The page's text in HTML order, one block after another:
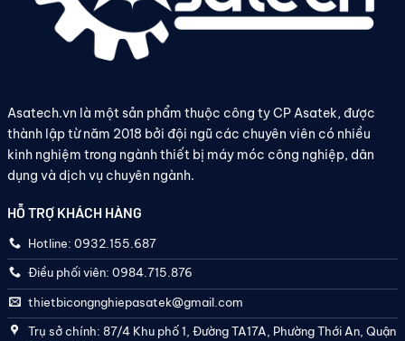
Asatech.vn là một sản phẩm thuộc công ty CP Asatek, được
thành lập từ năm 2018 bởi đội ngũ các chuyên viên có nhiều
kinh nghiệm trong ngành thiết bị máy móc công nghiệp, dân
dụng và dịch vụ chuyên ngành.
HỖ TRỢ KHÁCH HÀNG
Hotline: 0932.155.687
Điều phối viên: 0984.715.876
thietbicongnghiepasatek@gmail.com
Trụ sở chính: 87/4 Khu phố 1, Đường TA17A, Phường Thới An, Quận